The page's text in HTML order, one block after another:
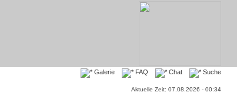
Galerie FAQ Chat Suche
Aktuelle Zeit: 07.08.2026 - 00:34